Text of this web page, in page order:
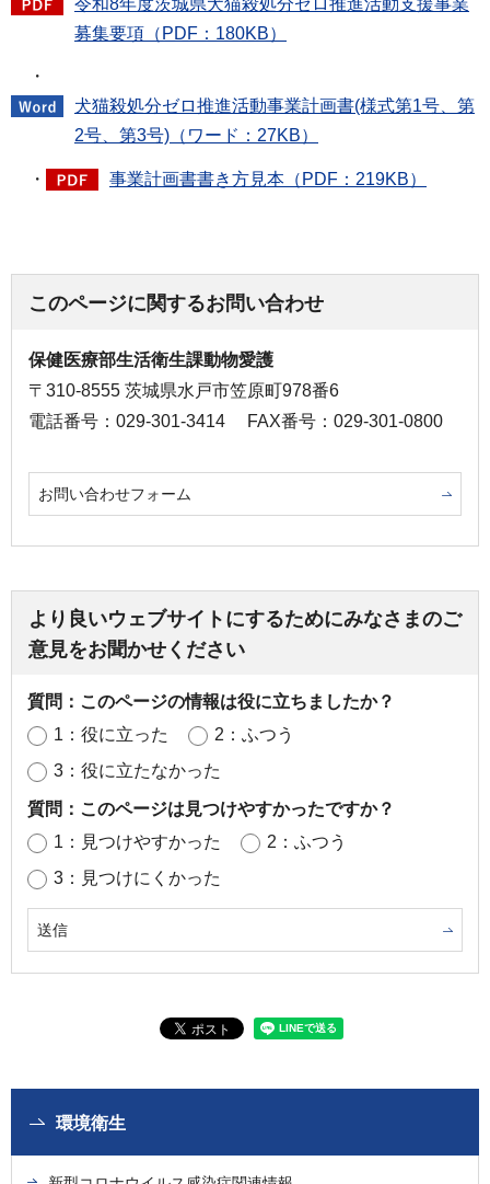
募集要項（PDF：180KB）
・
犬猫殺処分ゼロ推進活動事業計画書(様式第1号、第
2号、第3号)（ワード：27KB）
・ 事業計画書書き方見本（PDF：219KB）
このページに関するお問い合わせ
保健医療部生活衛生課動物愛護
〒310-8555 茨城県水戸市笠原町978番6
電話番号：029-301-3414
FAX番号：029-301-0800
お問い合わせフォーム
より良いウェブサイトにするためにみなさまのご
意見をお聞かせください
質問：このページの情報は役に立ちましたか？
1：役に立った
2：ふつう
3：役に立たなかった
質問：このページは見つけやすかったですか？
1：見つけやすかった
2：ふつう
3：見つけにくかった
環境衛生